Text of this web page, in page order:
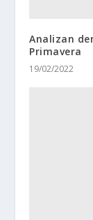
Analizan
Primavera
19/02/2022